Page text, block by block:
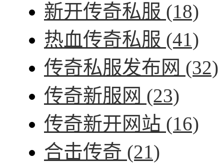
新开传奇私服 (18)
热血传奇私服 (41)
传奇私服发布网 (32)
传奇新服网 (23)
传奇新开网站 (16)
合击传奇 (21)